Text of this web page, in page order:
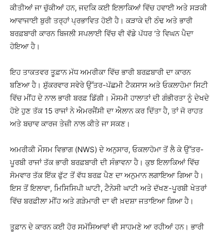
ਕੀਤੀਆਂ ਜਾ ਚੁੱਕੀਆਂ ਹਨ, ਜਦਕਿ ਕਈ ਇਲਾਕਿਆਂ ਵਿੱਚ ਹਵਾਈ ਅਤੇ ਸੜਕੀ
ਆਵਾਜਾਈ ਬੁਰੀ ਤਰ੍ਹਾਂ ਪ੍ਰਭਾਵਿਤ ਹੋਈ ਹੈ। ਕੜਾਕੇ ਦੀ ਠੰਢ ਅਤੇ ਭਾਰੀ
ਬਰਫ਼ਬਾਰੀ ਕਾਰਨ ਬਿਜਲੀ ਸਪਲਾਈ ਵਿੱਚ ਵੀ ਵੱਡੇ ਪੱਧਰ ‘ਤੇ ਵਿਘਨ ਪੈਦਾ
ਹੋਇਆ ਹੈ।
ਇਹ ਤਾਕਤਵਰ ਤੂਫ਼ਾਨ ਮੱਧ ਅਮਰੀਕਾ ਵਿੱਚ ਭਾਰੀ ਬਰਫ਼ਬਾਰੀ ਦਾ ਕਾਰਨ
ਬਣਿਆ ਹੈ। ਸ਼ੁੱਕਰਵਾਰ ਸਵੇਰੇ ਉੱਤਰ-ਪੱਛਮੀ ਟੈਕਸਾਸ ਅਤੇ ਓਕਲਾਹੋਮਾ ਸਿਟੀ
ਵਿੱਚ ਮੀਂਹ ਦੇ ਨਾਲ ਭਾਰੀ ਬਰਫ਼ ਡਿੱਗੀ। ਮੌਸਮੀ ਹਾਲਾਤਾਂ ਦੀ ਗੰਭੀਰਤਾ ਨੂੰ ਦੇਖਦੇ
ਹੋਏ ਹੁਣ ਤੱਕ 15 ਰਾਜਾਂ ਨੇ ਐਮਰਜੈਂਸੀ ਦਾ ਐਲਾਨ ਕਰ ਦਿੱਤਾ ਹੈ, ਤਾਂ ਜੋ ਰਾਹਤ
ਅਤੇ ਬਚਾਵ ਕਾਰਜ ਤੇਜ਼ੀ ਨਾਲ ਕੀਤੇ ਜਾ ਸਕਣ।
ਅਮਰੀਕੀ ਮੌਸਮ ਵਿਭਾਗ (NWS) ਦੇ ਅਨੁਸਾਰ, ਓਕਲਾਹੋਮਾ ਤੋਂ ਲੈ ਕੇ ਉੱਤਰ-
ਪੂਰਬੀ ਰਾਜਾਂ ਤੱਕ ਭਾਰੀ ਬਰਫ਼ਬਾਰੀ ਦੀ ਸੰਭਾਵਨਾ ਹੈ। ਕੁਝ ਇਲਾਕਿਆਂ ਵਿੱਚ
ਸੋਮਵਾਰ ਤੱਕ ਇੱਕ ਫੁੱਟ ਤੋਂ ਵੱਧ ਬਰਫ਼ ਪੈਣ ਦਾ ਅਨੁਮਾਨ ਲਗਾਇਆ ਗਿਆ ਹੈ।
ਇਸ ਤੋਂ ਇਲਾਵਾ, ਮਿਸਿਸਿਪੀ ਘਾਟੀ, ਟੈਨੇਸੀ ਘਾਟੀ ਅਤੇ ਦੱਖਣ-ਪੂਰਬੀ ਖੇਤਰਾਂ
ਵਿੱਚ ਬਰਫ਼ੀਲਾ ਮੀਂਹ ਅਤੇ ਗੜੇਮਾਰੀ ਦਾ ਵੀ ਖ਼ਦਸ਼ਾ ਜਤਾਇਆ ਗਿਆ ਹੈ।
ਤੂਫ਼ਾਨ ਦੇ ਕਾਰਨ ਕਈ ਹੋਰ ਸਮੱਸਿਆਵਾਂ ਵੀ ਸਾਹਮਣੇ ਆ ਰਹੀਆਂ ਹਨ। ਭਾਰੀ